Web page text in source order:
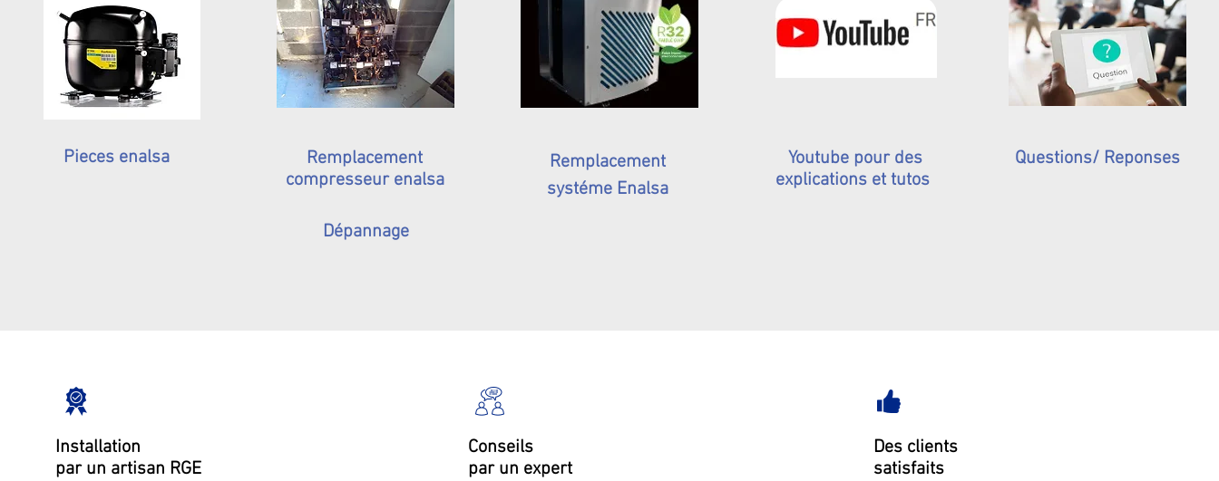
Pieces enalsa
Remplacement
compresseur enalsa
Dépannage
Remplacement
systéme Enalsa
Youtube pour des
explications et tutos
Questions/ Reponses
Installation
par un artisan RGE
Conseils
par un expert
Des clients
satisfaits